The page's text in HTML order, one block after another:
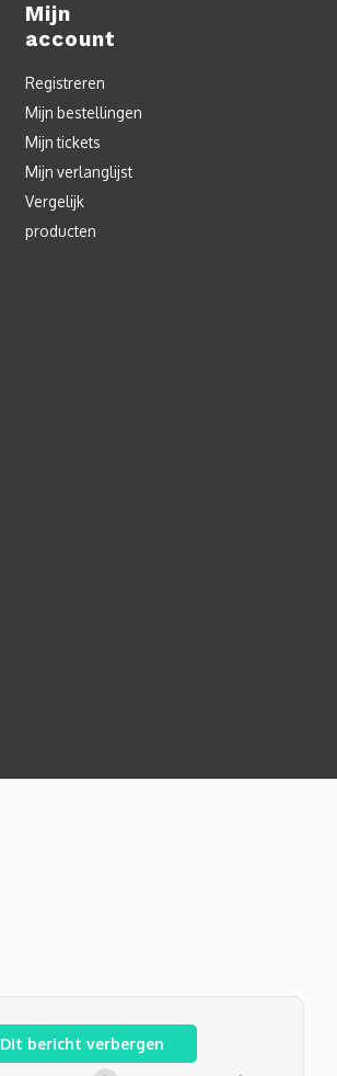
Mijn
account
Registreren
Mijn bestellingen
Mijn tickets
Mijn verlanglijst
Vergelijk
producten
Dit bericht verbergen